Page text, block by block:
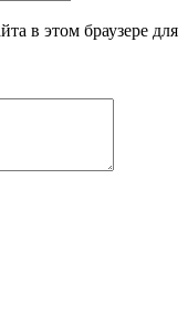
в этом браузере для